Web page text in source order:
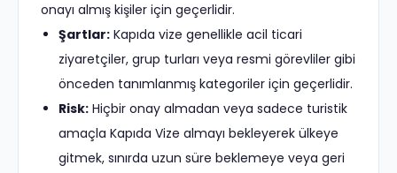
onayı almış kişiler için geçerlidir.
Şartlar: Kapıda vize genellikle acil ticari
ziyaretçiler, grup turları veya resmi görevliler gibi
önceden tanımlanmış kategoriler için geçerlidir.
Risk: Hiçbir onay almadan veya sadece turistik
amaçla Kapıda Vize almayı bekleyerek ülkeye
gitmek, sınırda uzun süre beklemeye veya geri